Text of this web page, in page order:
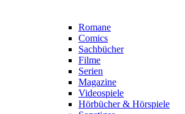
Romane
Comics
Sachbücher
Filme
Serien
Magazine
Videospiele
Hörbücher & Hörspiele